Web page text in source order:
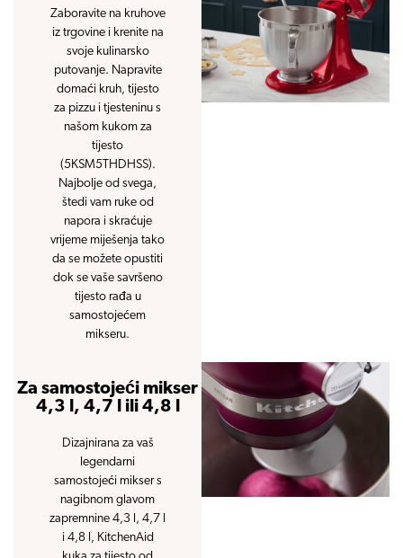
Zaboravite na kruhove
iz trgovine i krenite na
svoje kulinarsko
putovanje. Napravite
domaći kruh, tijesto
za pizzu i tjesteninu s
našom kukom za
tijesto
(5KSM5THDHSS).
Najbolje od svega,
štedi vam ruke od
napora i skraćuje
vrijeme miješenja tako
da se možete opustiti
dok se vaše savršeno
tijesto rađa u
samostojećem
mikseru.
Za samostojeći mikser
4,3 l, 4,7 l ili 4,8 l
Dizajnirana za vaš
legendarni
samostojeći mikser s
nagibnom glavom
zapremnine 4,3 l, 4,7 l
i 4,8 l, KitchenAid